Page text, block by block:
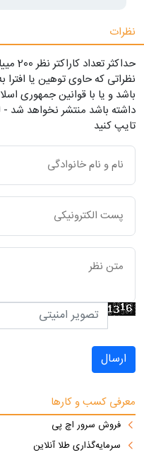
نظرات
حداکثر تعداد کاراکتر نظر 200 ميياشد
نظراتی که حاوی توهین یا
باشد و یا با قوانین جمهوری
داشته باشد منتشر نخواهد شد -
تایپ کنید
ارسال
معرفی کسب و کارها
فروش سرور اچ پی
سرمایه‌گذاری طلا آنلاین